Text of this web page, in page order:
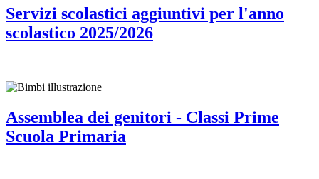
Servizi scolastici aggiuntivi per l'anno
scolastico 2025/2026
Assemblea dei genitori - Classi Prime
Scuola Primaria